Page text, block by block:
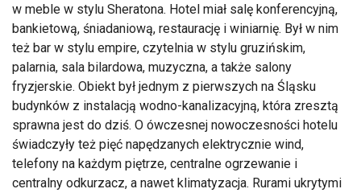
w meble w stylu Sheratona. Hotel miał salę konferencyjną,
bankietową, śniadaniową, restaurację i winiarnię. Był w nim
też bar w stylu empire, czytelnia w stylu gruzińskim,
palarnia, sala bilardowa, muzyczna, a także salony
fryzjerskie. Obiekt był jednym z pierwszych na Śląsku
budynków z instalacją wodno-kanalizacyjną, która zresztą
sprawna jest do dziś. O ówczesnej nowoczesności hotelu
świadczyły też pięć napędzanych elektrycznie wind,
telefony na każdym piętrze, centralne ogrzewanie i
centralny odkurzacz, a nawet klimatyzacja. Rurami ukrytymi